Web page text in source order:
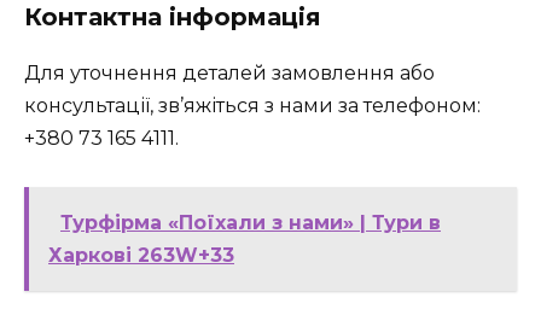
Контактна інформація
Для уточнення деталей замовлення або
консультації, зв’яжіться з нами за телефоном:
+380 73 165 4111.
Турфірма «Поїхали з нами» | Тури в
Харкові 263W+33